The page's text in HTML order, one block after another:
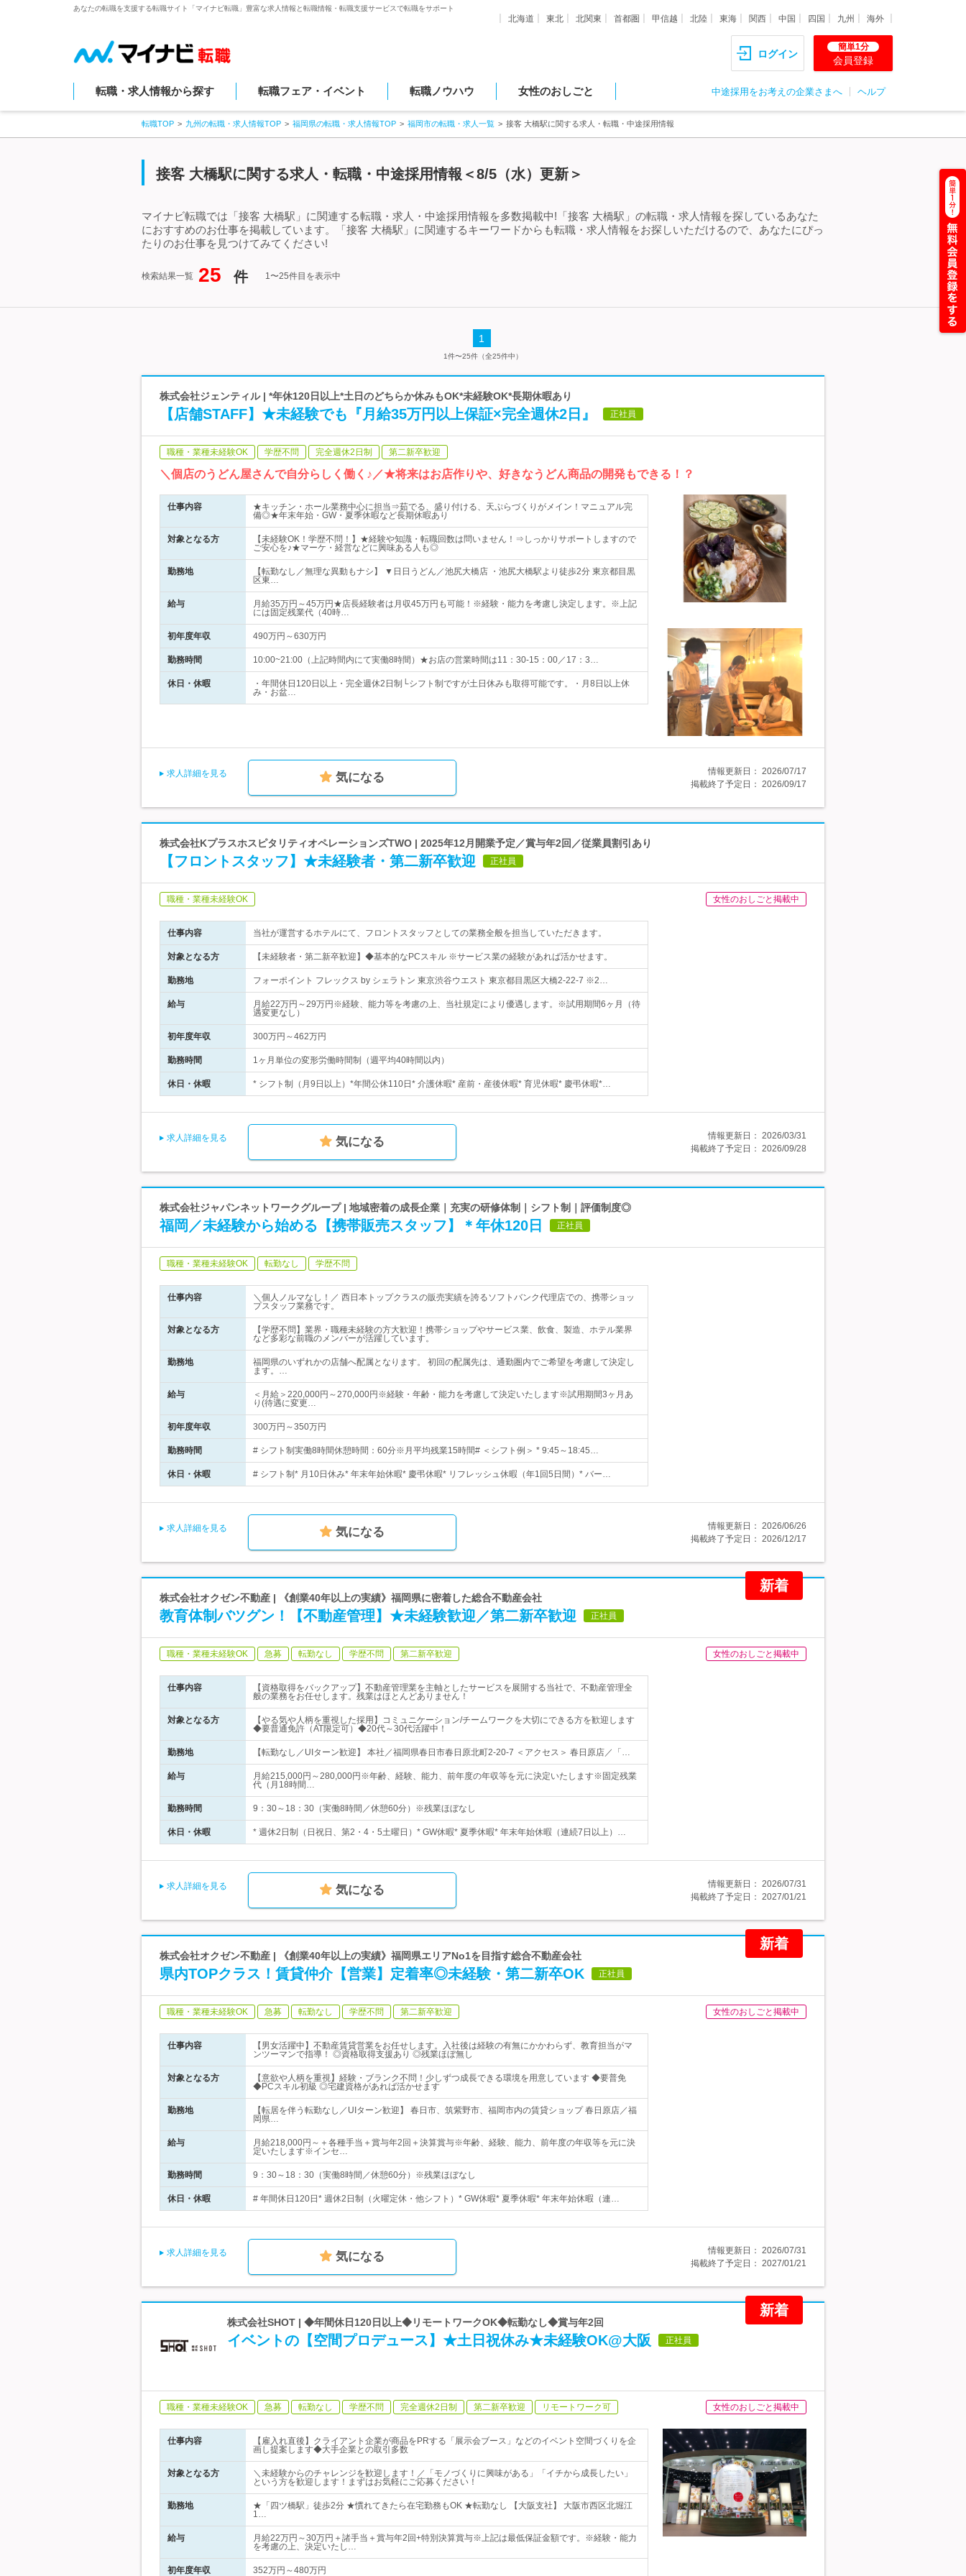
あなたの転職を支援する転職サイト「マイナビ転職」豊富な求人情報と転職情報・転職支援サービスで転職をサポート
北海道 東北 北関東 首都圏 甲信越 北陸 東海 関西 中国 四国 九州 海外
ログイン
簡単1分
会員登録
転職・求人情報から探す 転職フェア・イベント 転職ノウハウ 女性のおしごと 中途採用をお考えの企業さまへ ヘルプ
転職TOP 九州の転職・求人情報TOP 福岡県の転職・求人情報TOP 福岡市の転職・求人一覧 接客 大橋駅に関する求人・転職・中途採用情報
接客 大橋駅に関する求人・転職・中途採用情報＜8/5（水）更新＞
マイナビ転職では「接客 大橋駅」に関連する転職・求人・中途採用情報を多数掲載中!「接客 大橋駅」の転職・求人情報を探しているあなた
におすすめのお仕事を掲載しています。「接客 大橋駅」に関連するキーワードからも転職・求人情報をお探しいただけるので、あなたにぴっ
たりのお仕事を見つけてみてください!
検索結果一覧 25 件 1〜25件目を表示中
1
1件〜25件（全25件中）
株式会社ジェンティル | *年休120日以上*土日のどちらか休みもOK*未経験OK*長期休暇あり
【店舗STAFF】★未経験でも『月給35万円以上保証×完全週休2日』 正社員
職種・業種未経験OK 学歴不問 完全週休2日制 第二新卒歓迎
＼個店のうどん屋さんで自分らしく働く♪／★将来はお店作りや、好きなうどん商品の開発もできる！？
仕事内容
★キッチン・ホール業務中心に担当⇒茹でる、盛り付ける、天ぷらづくりがメイン！マニュアル完
備◎★年末年始・GW・夏季休暇など長期休暇あり
対象となる方
【未経験OK！学歴不問！】★経験や知識・転職回数は問いません！⇒しっかりサポートしますので
ご安心を♪★マーケ・経営などに興味ある人も◎
勤務地
【転勤なし／無理な異動もナシ】 ▼日日うどん／池尻大橋店 ・池尻大橋駅より徒歩2分 東京都目黒
区東…
給与
月給35万円～45万円★店長経験者は月収45万円も可能！※経験・能力を考慮し決定します。※上記
には固定残業代（40時…
初年度年収 490万円～630万円
勤務時間 10:00~21:00（上記時間内にて実働8時間）★お店の営業時間は11：30-15：00／17：3…
休日・休暇
・年間休日120日以上・完全週休2日制└シフト制ですが土日休みも取得可能です。・月8日以上休
み・お盆…
求人詳細を見る 気になる 情報更新日： 2026/07/17
掲載終了予定日： 2026/09/17
株式会社KプラスホスピタリティオペレーションズTWO | 2025年12月開業予定／賞与年2回／従業員割引あり
【フロントスタッフ】★未経験者・第二新卒歓迎 正社員
職種・業種未経験OK 女性のおしごと掲載中
仕事内容 当社が運営するホテルにて、フロントスタッフとしての業務全般を担当していただきます。
対象となる方 【未経験者・第二新卒歓迎】◆基本的なPCスキル ※サービス業の経験があれば活かせます。
勤務地 フォーポイント フレックス by シェラトン 東京渋谷ウエスト 東京都目黒区大橋2-22-7 ※2…
給与
月給22万円～29万円※経験、能力等を考慮の上、当社規定により優遇します。※試用期間6ヶ月（待
遇変更なし）
初年度年収 300万円～462万円
勤務時間 1ヶ月単位の変形労働時間制（週平均40時間以内）
休日・休暇 * シフト制（月9日以上）*年間公休110日* 介護休暇* 産前・産後休暇* 育児休暇* 慶弔休暇*…
求人詳細を見る 気になる 情報更新日： 2026/03/31
掲載終了予定日： 2026/09/28
株式会社ジャパンネットワークグループ | 地域密着の成長企業｜充実の研修体制｜シフト制｜評価制度◎
福岡／未経験から始める【携帯販売スタッフ】＊年休120日 正社員
職種・業種未経験OK 転勤なし 学歴不問
仕事内容
＼個人ノルマなし！／ 西日本トップクラスの販売実績を誇るソフトバンク代理店での、携帯ショッ
プスタッフ業務です。
対象となる方
【学歴不問】業界・職種未経験の方大歓迎！携帯ショップやサービス業、飲食、製造、ホテル業界
など多彩な前職のメンバーが活躍しています。
勤務地
福岡県のいずれかの店舗へ配属となります。 初回の配属先は、通勤圏内でご希望を考慮して決定し
ます。…
給与
＜月給＞220,000円～270,000円※経験・年齢・能力を考慮して決定いたします※試用期間3ヶ月あ
り(待遇に変更…
初年度年収 300万円～350万円
勤務時間 # シフト制実働8時間休憩時間：60分※月平均残業15時間# ＜シフト例＞ * 9:45～18:45…
休日・休暇 # シフト制* 月10日休み* 年末年始休暇* 慶弔休暇* リフレッシュ休暇（年1回5日間）* バー…
求人詳細を見る 気になる 情報更新日： 2026/06/26
掲載終了予定日： 2026/12/17
新着
株式会社オクゼン不動産 | 《創業40年以上の実績》福岡県に密着した総合不動産会社
教育体制バツグン！【不動産管理】★未経験歓迎／第二新卒歓迎 正社員
職種・業種未経験OK 急募 転勤なし 学歴不問 第二新卒歓迎 女性のおしごと掲載中
仕事内容
【資格取得をバックアップ】不動産管理業を主軸としたサービスを展開する当社で、不動産管理全
般の業務をお任せします。残業はほとんどありません！
対象となる方
【やる気や人柄を重視した採用】コミュニケーション/チームワークを大切にできる方を歓迎します
◆要普通免許（AT限定可）◆20代～30代活躍中！
勤務地 【転勤なし／UIターン歓迎】 本社／福岡県春日市春日原北町2-20-7 ＜アクセス＞ 春日原店／「…
給与
月給215,000円～280,000円※年齢、経験、能力、前年度の年収等を元に決定いたします※固定残業
代（月18時間…
勤務時間 9：30～18：30（実働8時間／休憩60分）※残業ほぼなし
休日・休暇 * 週休2日制（日祝日、第2・4・5土曜日）* GW休暇* 夏季休暇* 年末年始休暇（連続7日以上）…
求人詳細を見る 気になる 情報更新日： 2026/07/31
掲載終了予定日： 2027/01/21
新着
株式会社オクゼン不動産 | 《創業40年以上の実績》福岡県エリアNo1を目指す総合不動産会社
県内TOPクラス！賃貸仲介【営業】定着率◎未経験・第二新卒OK 正社員
職種・業種未経験OK 急募 転勤なし 学歴不問 第二新卒歓迎 女性のおしごと掲載中
仕事内容
【男女活躍中】不動産賃貸営業をお任せします。入社後は経験の有無にかかわらず、教育担当がマ
ンツーマンで指導！ ◎資格取得支援あり ◎残業ほぼ無し
対象となる方
【意欲や人柄を重視】経験・ブランク不問！少しずつ成長できる環境を用意しています ◆要普免
◆PCスキル初級 ◎宅建資格があれば活かせます
勤務地
【転居を伴う転勤なし／UIターン歓迎】 春日市、筑紫野市、福岡市内の賃貸ショップ 春日原店／福
岡県…
給与
月給218,000円～＋各種手当＋賞与年2回＋決算賞与※年齢、経験、能力、前年度の年収等を元に決
定いたします※インセ…
勤務時間 9：30～18：30（実働8時間／休憩60分）※残業ほぼなし
休日・休暇 # 年間休日120日* 週休2日制（火曜定休・他シフト）* GW休暇* 夏季休暇* 年末年始休暇（連…
求人詳細を見る 気になる 情報更新日： 2026/07/31
掲載終了予定日： 2027/01/21
新着
株式会社SHOT | ◆年間休日120日以上◆リモートワークOK◆転勤なし◆賞与年2回
イベントの【空間プロデュース】★土日祝休み★未経験OK@大阪 正社員
職種・業種未経験OK 急募 転勤なし 学歴不問 完全週休2日制 第二新卒歓迎 リモートワーク可 女性のおしごと掲載中
仕事内容
【雇入れ直後】クライアント企業が商品をPRする「展示会ブース」などのイベント空間づくりを企
画し提案します◆大手企業との取引多数
対象となる方
＼未経験からのチャレンジを歓迎します！／「モノづくりに興味がある」「イチから成長したい」
という方を歓迎します！まずはお気軽にご応募ください！
勤務地
★「四ツ橋駅」徒歩2分 ★慣れてきたら在宅勤務もOK ★転勤なし 【大阪支社】 大阪市西区北堀江
1…
給与
月給22万円～30万円＋諸手当＋賞与年2回+特別決算賞与※上記は最低保証金額です。※経験・能力
を考慮の上、決定いたし…
初年度年収 352万円～480万円